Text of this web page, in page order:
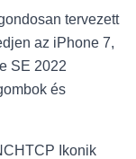
tervezett
az iPhone 7,
SE 2022
és
Ikonik